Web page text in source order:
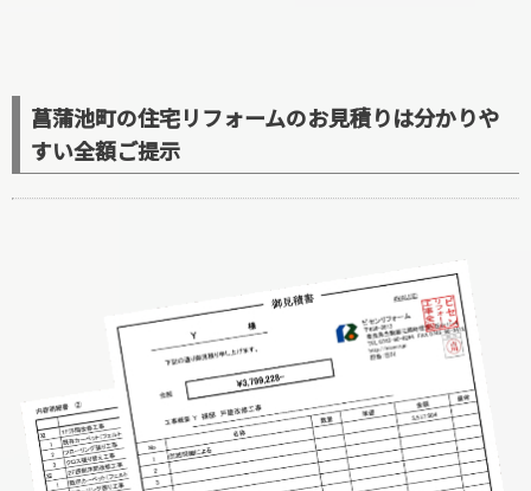
菖蒲池町の住宅リフォームのお見積りは分かりや
すい全額ご提示